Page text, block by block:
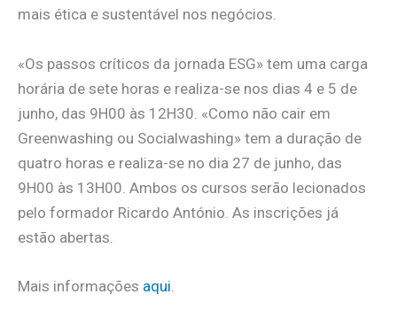
mais ética e sustentável nos negócios.
«Os passos críticos da jornada ESG» tem uma carga
horária de sete horas e realiza-se nos dias 4 e 5 de
junho, das 9H00 às 12H30. «Como não cair em
Greenwashing ou Socialwashing» tem a duração de
quatro horas e realiza-se no dia 27 de junho, das
9H00 às 13H00. Ambos os cursos serão lecionados
pelo formador Ricardo António. As inscrições já
estão abertas.
Mais informações aqui